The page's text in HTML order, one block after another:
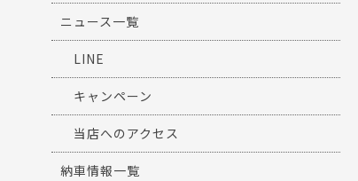
ニュース一覧
LINE
キャンペーン
当店へのアクセス
納車情報一覧